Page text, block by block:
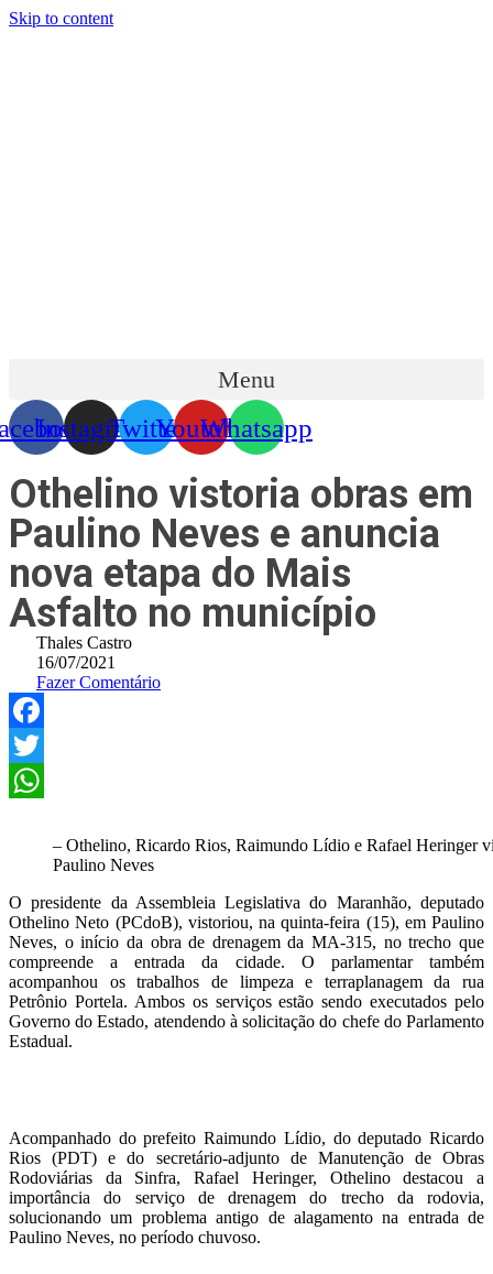
Skip to content
Menu
InstagramTwitterYoutubeWhatsapp
Othelino vistoria obras em
Paulino Neves e anuncia
nova etapa do Mais
Asfalto no município
Thales Castro
16/07/2021
Fazer Comentário
Facebook
Twitter
– Othelino, Ricardo Rios, Raimundo Lídio e Rafael Heringer
Paulino Neves
O presidente da Assembleia Legislativa do Maranhão, deputado
Othelino Neto (PCdoB), vistoriou, na quinta-feira (15), em Paulino
Neves, o início da obra de drenagem da MA-315, no trecho que
compreende a entrada da cidade. O parlamentar também
acompanhou os trabalhos de limpeza e terraplanagem da rua
Petrônio Portela. Ambos os serviços estão sendo executados pelo
Governo do Estado, atendendo à solicitação do chefe do Parlamento
Estadual.
Acompanhado do prefeito Raimundo Lídio, do deputado Ricardo
Rios (PDT) e do secretário-adjunto de Manutenção de Obras
Rodoviárias da Sinfra, Rafael Heringer, Othelino destacou a
importância do serviço de drenagem do trecho da rodovia,
solucionando um problema antigo de alagamento na entrada de
Paulino Neves, no período chuvoso.